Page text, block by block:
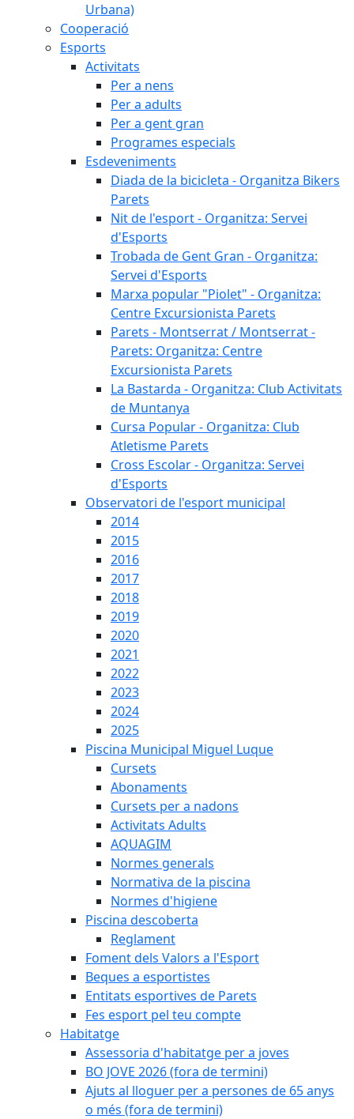
Urbana)
Cooperació
Esports
Activitats
Per a nens
Per a adults
Per a gent gran
Programes especials
Esdeveniments
Diada de la bicicleta - Organitza Bikers
Parets
Nit de l'esport - Organitza: Servei
d'Esports
Trobada de Gent Gran - Organitza:
Servei d'Esports
Marxa popular "Piolet" - Organitza:
Centre Excursionista Parets
Parets - Montserrat / Montserrat -
Parets: Organitza: Centre
Excursionista Parets
La Bastarda - Organitza: Club Activitats
de Muntanya
Cursa Popular - Organitza: Club
Atletisme Parets
Cross Escolar - Organitza: Servei
d'Esports
Observatori de l'esport municipal
2014
2015
2016
2017
2018
2019
2020
2021
2022
2023
2024
2025
Piscina Municipal Miguel Luque
Cursets
Abonaments
Cursets per a nadons
Activitats Adults
AQUAGIM
Normes generals
Normativa de la piscina
Normes d'higiene
Piscina descoberta
Reglament
Foment dels Valors a l'Esport
Beques a esportistes
Entitats esportives de Parets
Fes esport pel teu compte
Habitatge
Assessoria d'habitatge per a joves
BO JOVE 2026 (fora de termini)
Ajuts al lloguer per a persones de 65 anys
o més (fora de termini)